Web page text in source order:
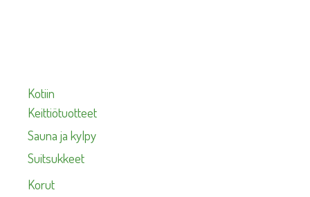
Kotiin
Keittiötuotteet
Sauna ja kylpy
Suitsukkeet
Korut